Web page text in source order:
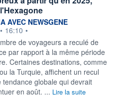
par
AVEC NEWSGENE
• 16:10 •
de voyageurs a reculé de
par rapport à la même période
Certaines destinations, comme
la Turquie, affichent un recul
tendance globale qui devrait
en août. ... Lire la suite